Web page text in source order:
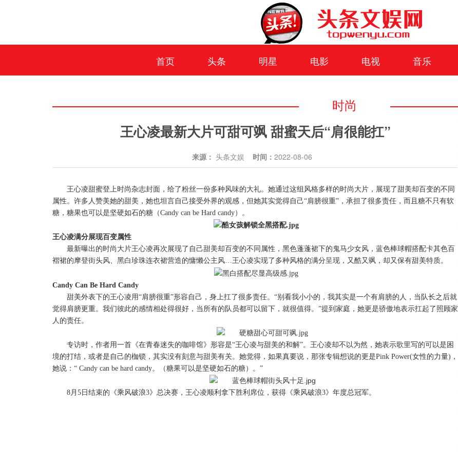
首页 头条 明星 电影 电视 音乐
时尚
王心凌最新大片可甜可飒 甜蜜天后“肩很能扛”
来源： 头条文娱 时间： 2022-08-06
王心凌甜蜜登上时尚杂志封面，给了粉丝一份多种风味的大礼。她通过这组风格多样的时尚大片，展现了甜美却百变的不同
属性。许多人赞美她的甜美，她也坦言自己接受外界的观感，但她其实觉得自己“肩膀很重”，承担了很多责任，而且糖不只有软
糖，糖果也可以是坚硬如石的糖（Candy can be Hard candy）。
王心凌满分展现百变属性
最新曝出的时尚大片王心凌再次展现了自己甜美却百变的不同属性，黑色蓬蓬裙下的鬼马少女风，蓝色棒球帽搭配卡其色百
褶裙的摩登街头风、黑白珍珠连衣裙营造的慵懒公主风…王心凌实现了多种风格的满分呈现，又酷又飒，却又保有甜美特质。
Candy Can Be Hard Candy
甜美外表下的王心凌用“肩膀很重”形容自己，身上扛了很多责任。“别看我小小的，我其实是一个有肩膀的人，当队长之后就
觉得肩膀更重。我们彼此的感情相处得很好，当所有的队员都可以留下，就很值得。”提到家庭，她更是骄傲地表示扛起了照顾家
人的责任。
专访时，作者用一首《在青春迷失的咖啡馆》形容是“王心凌与甜美的和解”。王心凌却不以为然，她表示歌里写的可以是困
境的打结，或者是自己的枷锁，其实没有刻意与甜美有关。她觉得，如果真要说，那张专辑想说的更是Pink Power(女性的力量) ，
她说： “ Candy can be hard candy。（糖果可以是坚硬如石的糖）。 ”
8 月 5日结束的《乘风破浪3》总决赛，王心凌顺利拿下胜利席位，获得《乘风破浪3》年度总冠军。